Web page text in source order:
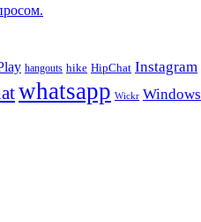
hangouts hike HipChat Instagram
whatsapp Wickr Windows